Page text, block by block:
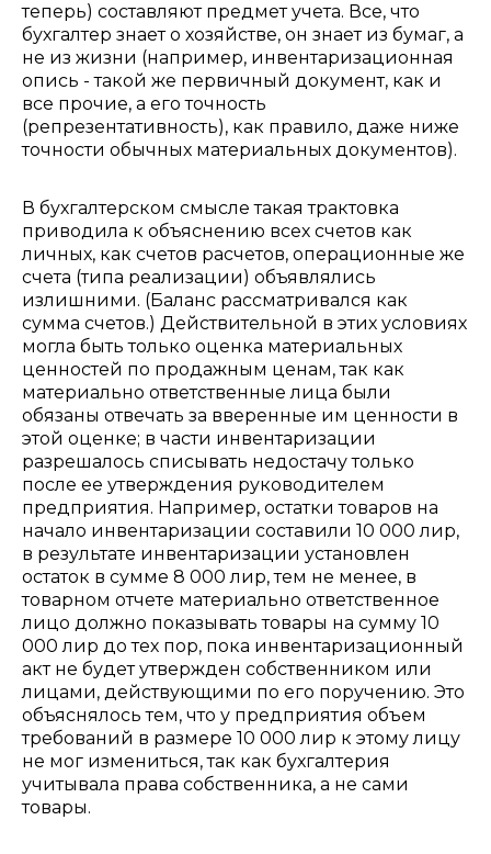
теперь) составляют предмет учета. Все, что
бухгалтер знает о хозяйстве, он знает из бумаг, а
не из жизни (например, инвентаризационная
опись - такой же первичный документ, как и
все прочие, а его точность
(репрезентативность), как правило, даже ниже
точности обычных материальных документов).
В бухгалтерском смысле такая трактовка
приводила к объяснению всех счетов как
личных, как счетов расчетов, операционные же
счета (типа реализации) объявлялись
излишними. (Баланс рассматривался как
сумма счетов.) Действительной в этих условиях
могла быть только оценка материальных
ценностей по продажным ценам, так как
материально ответственные лица были
обязаны отвечать за вверенные им ценности в
этой оценке; в части инвентаризации
разрешалось списывать недостачу только
после ее утверждения руководителем
предприятия. Например, остатки товаров на
начало инвентаризации составили 10 000 лир,
в результате инвентаризации установлен
остаток в сумме 8 000 лир, тем не менее, в
товарном отчете материально ответственное
лицо должно показывать товары на сумму 10
000 лир до тех пор, пока инвентаризационный
акт не будет утвержден собственником или
лицами, действующими по его поручению. Это
объяснялось тем, что у предприятия объем
требований в размере 10 000 лир к этому лицу
не мог измениться, так как бухгалтерия
учитывала права собственника, а не сами
товары.